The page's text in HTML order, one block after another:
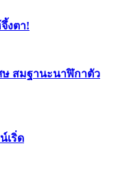
งตา!
ษ สมฐานะนาฬิกาตัว
เริ่ด